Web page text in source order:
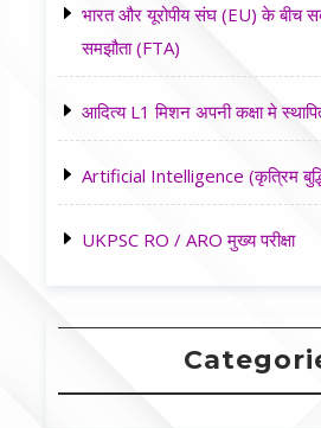
भारत और यूरोपीय संघ (EU) के बीच
समझौता (FTA)
आदित्य L1 मिशन अपनी कक्षा मे
Artificial Intelligence (कृत्रिम
UKPSC RO / ARO मुख्य परीक्षा